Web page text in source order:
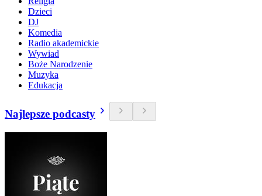
Dzieci
DJ
Komedia
Radio akademickie
Wywiad
Boże Narodzenie
Muzyka
Edukacja
Najlepsze podcasty